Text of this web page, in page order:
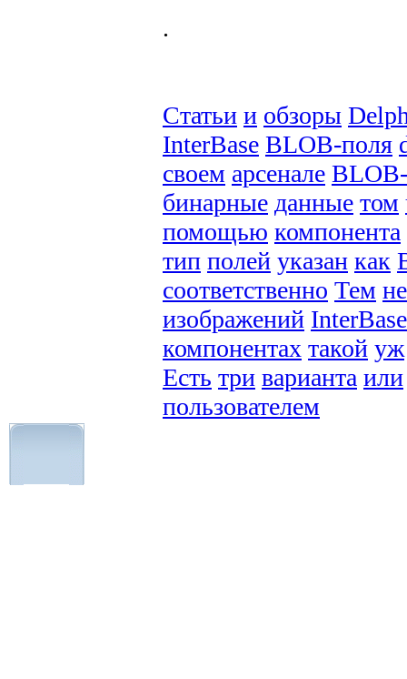
.
Статьи и обзоры
InterBase BLOB-поля
своем арсенале
бинарные данные том
помощью компонента
тип полей указан как
соответственно Тем не
изображений InterBase
компонентах такой уж
Есть три варианта или
пользователем